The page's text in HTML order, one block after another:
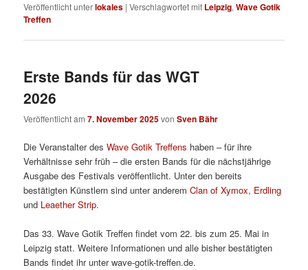
Veröffentlicht unterlokales |Verschlagwortet mit Leipzig,Wave Gotik
Treffen
Erste Bands für das WGT
2026
Veröffentlicht am7. November 2025vonSven Bähr
Die Veranstalter desWave Gotik Treffens haben – für ihre
Verhältnisse sehr früh – die ersten Bands für die nächstjährige
Ausgabe des Festivals veröffentlicht. Unter den bereits
bestätigten Künstlern sind unter anderemClan of Xymox, Erdling
und Leaether Strip.
Das 33. Wave Gotik Treffen findet vom 22. bis zum 25. Mai in
Leipzig statt. Weitere Informationen und alle bisher bestätigten
Bands findet ihr unter wave-gotik-treffen.de.